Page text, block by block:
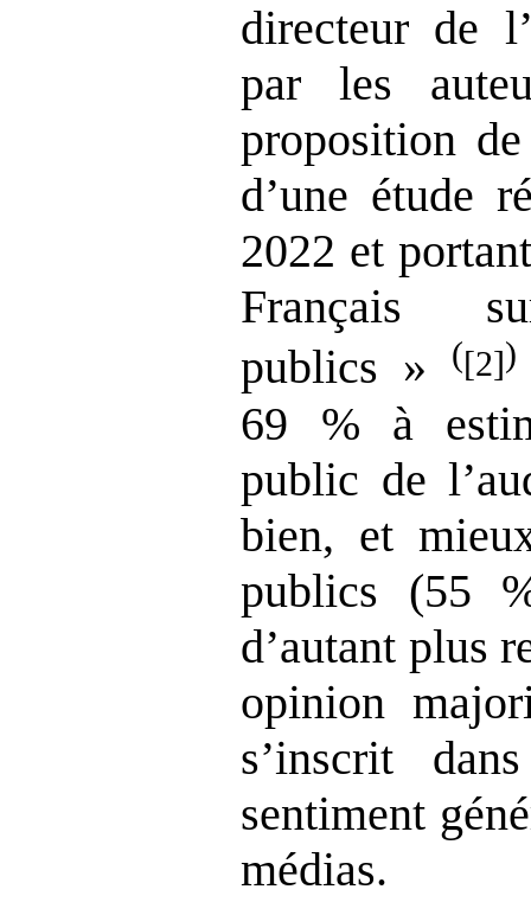
directeur de
par les
proposition
d’une étude
2022 et
Français
publics »
([2])
69 % à
public de
bien, et
publics (55
d’autant plus
opinion
s’inscrit
sentiment
médias.